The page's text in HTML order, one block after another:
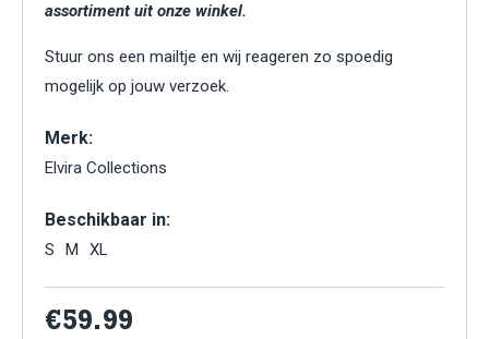
assortiment uit onze winkel.
Stuur ons een mailtje en wij reageren zo spoedig
mogelijk op jouw verzoek.
Merk:
Elvira Collections
Beschikbaar in:
S M XL
€59.99